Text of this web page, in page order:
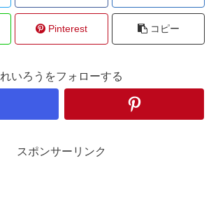
Pinterest コピー
れいろうをフォローする
スポンサーリンク